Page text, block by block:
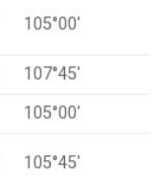
105°00′
107°45′
105°00′
105°45′